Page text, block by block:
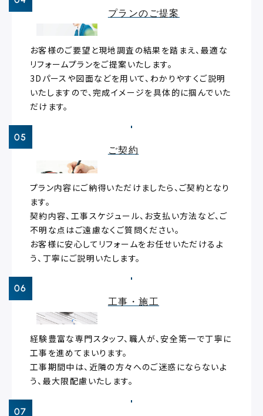
プランのご提案
お客様のご要望と現地調査の結果を踏まえ、最適な
リフォームプランをご提案いたします。
3Dパースや図面などを用いて、わかりやすくご説明
いたしますので、完成イメージを具体的に掴んでいた
だけます。
ご契約
プラン内容にご納得いただけましたら、ご契約となり
ます。
契約内容、工事スケジュール、お支払い方法など、ご
不明な点はご遠慮なくご質問ください。
お客様に安心してリフォームをお任せいただけるよ
う、丁寧にご説明いたします。
工事・施工
経験豊富な専門スタッフ、職人が、安全第一で丁寧に
工事を進めてまいります。
工事期間中は、近隣の方々へのご迷惑にならないよ
う、最大限配慮いたします。